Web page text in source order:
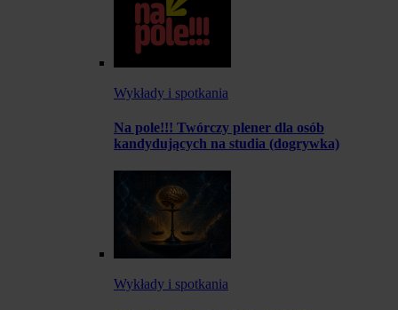
Wykłady i spotkania
Na pole!!! Twórczy plener dla osób
kandydujących na studia (dogrywka)
Wykłady i spotkania